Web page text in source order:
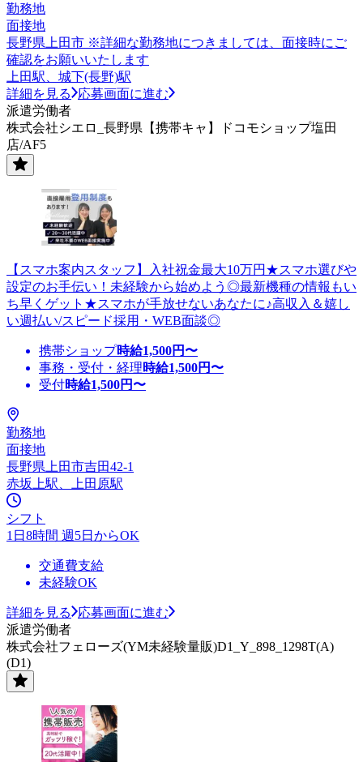
勤務地
面接地
長野県上田市 ※詳細な勤務地につきましては、面接時にご
確認をお願いいたします
上田駅、城下(長野)駅
詳細を見る
応募画面に進む
派遣労働者
株式会社シエロ_長野県【携帯キャ】ドコモショップ塩田
店/AF5
【スマホ案内スタッフ】入社祝金最大10万円★スマホ選びや
設定のお手伝い！未経験から始めよう◎最新機種の情報もい
ち早くゲット★スマホが手放せないあなたに♪高収入＆嬉し
い週払い/スピード採用・WEB面談◎
携帯ショップ時給1,500円〜
事務・受付・経理時給1,500円〜
受付時給1,500円〜
勤務地
面接地
長野県上田市吉田42-1
赤坂上駅、上田原駅
シフト
1日8時間 週5日からOK
交通費支給
未経験OK
詳細を見る
応募画面に進む
派遣労働者
株式会社フェローズ(YM未経験量販)D1_Y_898_1298T(A)
(D1)